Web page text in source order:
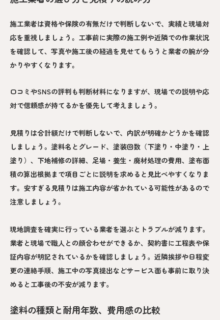
施工業者は資格や保険の有無だけで判断しないで、実績と現場対
応を重視しましょう。工事前に実際の施工例や近隣での作業状況
を確認して、写真や施工後の経過を見せてもらうと業者の腕が分
かりやすくなります。
口コミやSNSの評判も判断材料になりますが、現場での説明や応
対で信頼感が持てるかを優先して考えましょう。
見積りは合計額だけで判断しないで、内訳が明確かどうかを確認
しましょう。塗料名とグレード、塗装回数（下塗り・中塗り・上
塗り）、下地補修の詳細、足場・養生・廃材処理の費用、塗布面
積の算出根拠まで項目ごとに説明を求めると見比べやすくなりま
す。安すぎる見積りは施工内容が省かれている可能性があるので
注意しましょう。
現地調査を確実に行っている業者を選ぶとトラブルが減ります。
業者と現場で職人との顔合わせができるか、契約書に工程表や保
証内容が明記されているかを確認しましょう。近隣挨拶や日程変
更の連絡手順、施工中の写真提出などサービス面も事前に取り決
めると工事後の不安が減ります。
塗料の種類と耐用年数、費用感の比較